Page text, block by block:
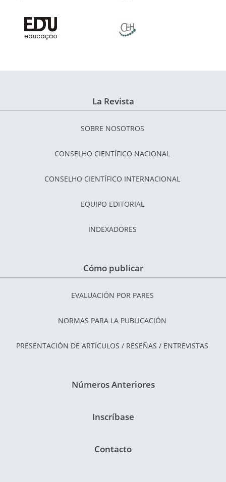
La Revista
SOBRE NOSOTROS
CONSELHO CIENTÍFICO NACIONAL
CONSELHO CIENTÍFICO INTERNACIONAL
EQUIPO EDITORIAL
INDEXADORES
Cómo publicar
EVALUACIÓN POR PARES
NORMAS PARA LA PUBLICACIÓN
PRESENTACIÓN DE ARTÍCULOS / RESEÑAS / ENTREVISTAS
Números Anteriores
Inscríbase
Contacto